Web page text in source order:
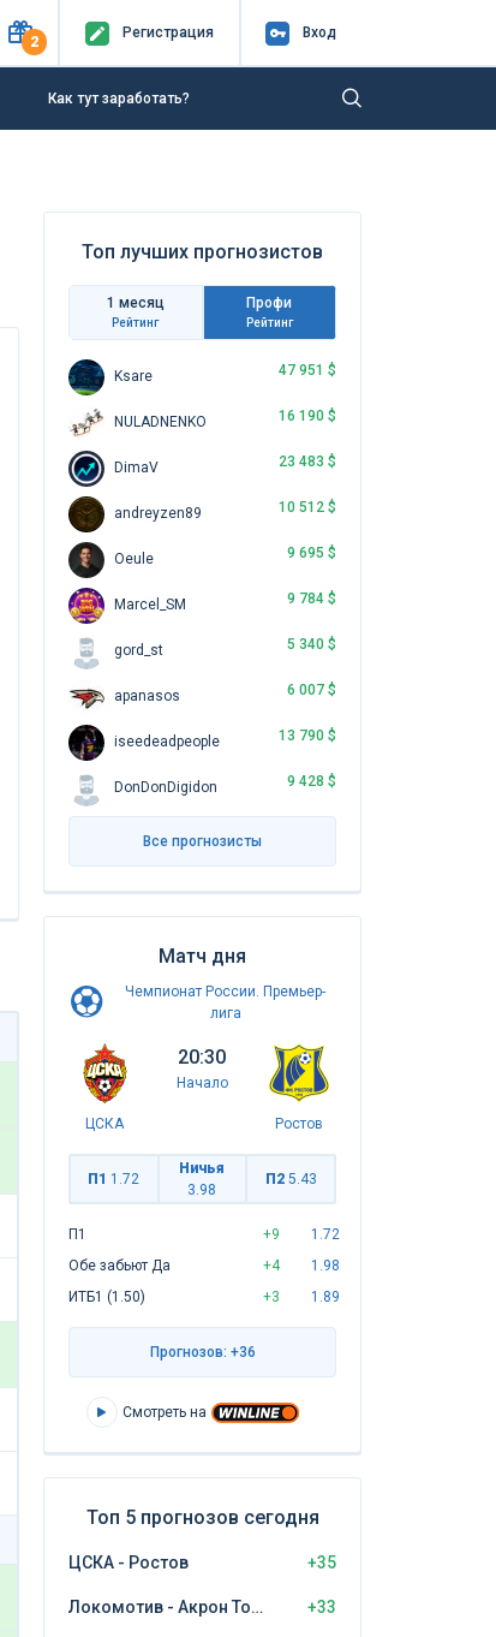
2
Регистрация Вход
Как тут заработать?
Топ лучших прогнозистов
1 месяц
Рейтинг
Профи
Рейтинг
Ksare 47 951 $
NULADNENKO 16 190 $
DimaV 23 483 $
andreyzen89 10 512 $
Oeule 9 695 $
Marcel_SM 9 784 $
gord_st 5 340 $
apanasos 6 007 $
iseedeadpeople 13 790 $
DonDonDigidon 9 428 $
Все прогнозисты
Матч дня
Чемпионат России. Премьер-
лига
ЦСКА
20:30
Начало
Ростов
П1 1.72
Ничья
3.98
П2 5.43
П1 +9
1.72
Обе забьют Да
+4
1.98
ИТБ1 (1.50)
+3 1.89
Прогнозов: +36
Смотреть на
Топ 5 прогнозов сегодня
ЦСКА - Ростов +35
Локомотив - Акрон Тольятти +33